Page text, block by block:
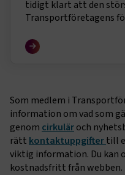
tidigt klart att den
Transportföretagens
upp för denna breda
Industriavtalet, som
ska teckna avtal med
så.
Som medlem i
information om vad som
genom cirkuläroch
rätt kontaktuppgiftertill
viktig information. Du kan
kostnadsfritt från webben.